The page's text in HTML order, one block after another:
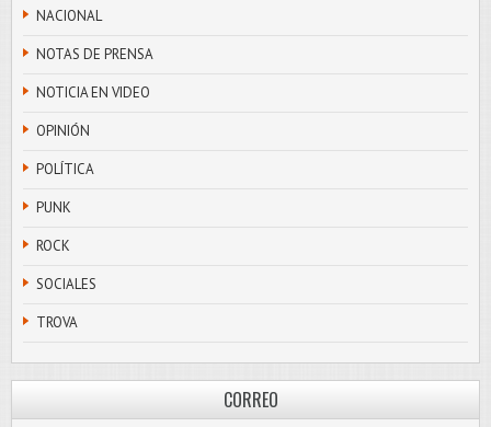
NACIONAL
NOTAS DE PRENSA
NOTICIA EN VIDEO
OPINIÓN
POLÍTICA
PUNK
ROCK
SOCIALES
TROVA
CORREO